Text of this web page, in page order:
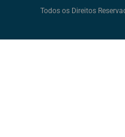
Todos os Direitos